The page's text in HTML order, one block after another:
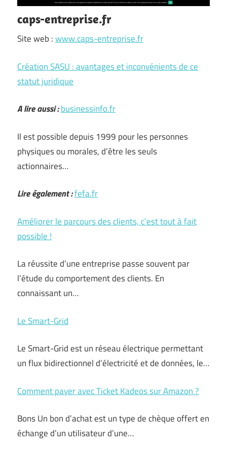
caps-entreprise.fr
Site web :www.caps-entreprise.fr
Création SASU : avantages et inconvénients de ce
statut juridique
A lire aussi :businessinfo.fr
Il est possible depuis 1999 pour les personnes
physiques ou morales, d’être les seuls
actionnaires…
Lire également :fefa.fr
Améliorer le parcours des clients, c’est tout à fait
possible !
La réussite d’une entreprise passe souvent par
l’étude du comportement des clients. En
connaissant un…
Le Smart-Grid
Le Smart-Grid est un réseau électrique permettant
un flux bidirectionnel d’électricité et de données, le…
Comment payer avec Ticket Kadeos sur Amazon ?
Bons Un bon d’achat est un type de chèque offert en
échange d’un utilisateur d’une…